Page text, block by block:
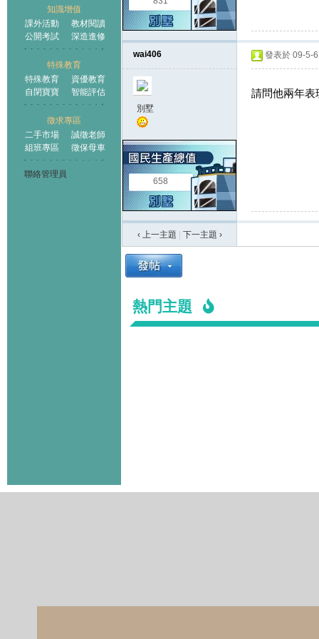
知識增值
課外活動
教材閱讀
公開考試
深造進修
特殊教育
特殊教育
資優教育
自閉寶寶
智能評估
徵求專區
二手市場
誠徵老師
組班專區
徵保母車
聯絡管理員
wai406
別墅
658
發表於 09-5-
請問他兩年表
‹ 上一主題 下一主題 ›
熱門主題